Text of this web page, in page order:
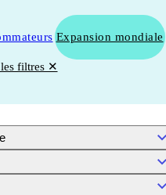
Expansion mondiale
filtres ✕